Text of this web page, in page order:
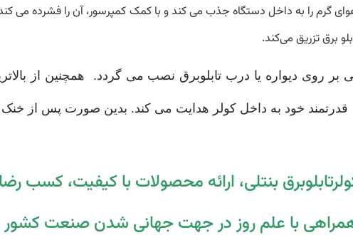
هوای گرم را به داخل دستگاه جذب می کند و با کمک کمپرسور، آن را فشرده می
برق تزریق می‌کند.
بر روی دیواره یا درب تابلوبرق نصب می گردد. همچنین از
خود به داخل کولر هدایت می کند. بدین صورت پس از
بنتلی، ارائه محصولات با کیفیت، کسب
با علم روز در جهت جهانی شدن صنعت